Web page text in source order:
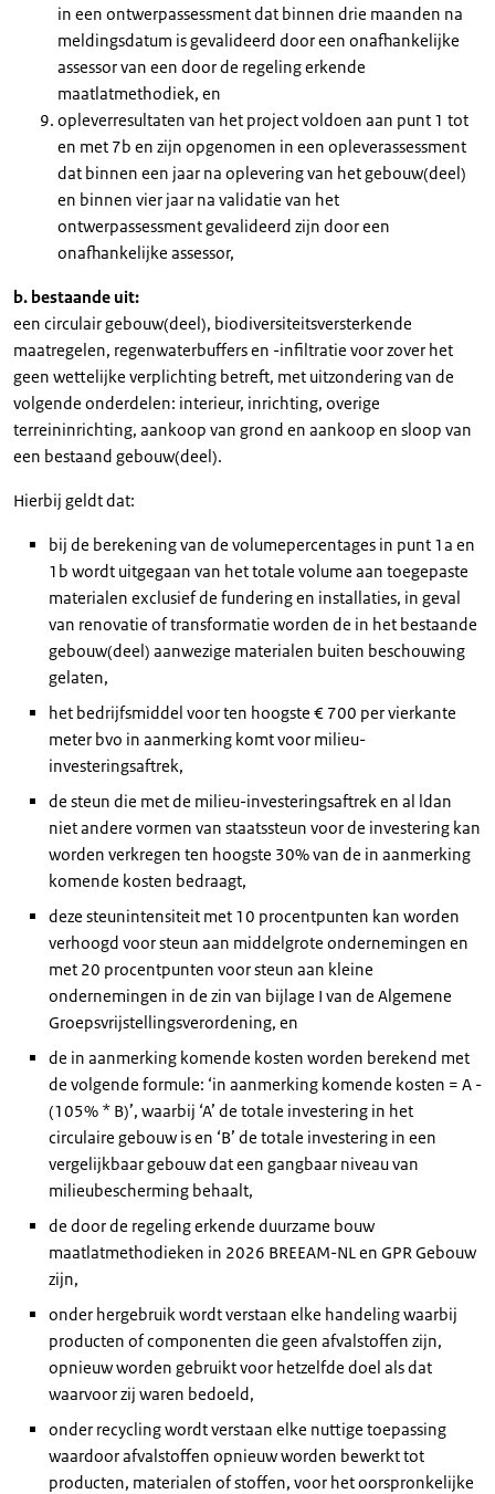
in een ontwerpassessment dat binnen drie maanden na
meldingsdatum is gevalideerd door een onafhankelijke
assessor van een door de regeling erkende
maatlatmethodiek, en
opleverresultaten van het project voldoen aan punt 1 tot
en met 7b en zijn opgenomen in een opleverassessment
dat binnen een jaar na oplevering van het gebouw(deel)
en binnen vier jaar na validatie van het
ontwerpassessment gevalideerd zijn door een
onafhankelijke assessor,
b. bestaande uit:
een circulair gebouw(deel), biodiversiteitsversterkende
maatregelen, regenwaterbuffers en -infiltratie voor zover het
geen wettelijke verplichting betreft, met uitzondering van de
volgende onderdelen: interieur, inrichting, overige
terreininrichting, aankoop van grond en aankoop en sloop van
een bestaand gebouw(deel).
Hierbij geldt dat:
bij de berekening van de volumepercentages in punt 1a en
1b wordt uitgegaan van het totale volume aan toegepaste
materialen exclusief de fundering en installaties, in geval
van renovatie of transformatie worden de in het bestaande
gebouw(deel) aanwezige materialen buiten beschouwing
gelaten,
het bedrijfsmiddel voor ten hoogste € 700 per vierkante
meter bvo in aanmerking komt voor milieu-
investeringsaftrek,
de steun die met de milieu-investeringsaftrek en al ldan
niet andere vormen van staatssteun voor de investering kan
worden verkregen ten hoogste 30% van de in aanmerking
komende kosten bedraagt,
deze steunintensiteit met 10 procentpunten kan worden
verhoogd voor steun aan middelgrote ondernemingen en
met 20 procentpunten voor steun aan kleine
ondernemingen in de zin van bijlage I van de Algemene
Groepsvrijstellingsverordening, en
de in aanmerking komende kosten worden berekend met
de volgende formule: ‘in aanmerking komende kosten = A -
(105% * B)’, waarbij ‘A’ de totale investering in het
circulaire gebouw is en ‘B’ de totale investering in een
vergelijkbaar gebouw dat een gangbaar niveau van
milieubescherming behaalt,
de door de regeling erkende duurzame bouw
maatlatmethodieken in 2026 BREEAM-NL en GPR Gebouw
zijn,
onder hergebruik wordt verstaan elke handeling waarbij
producten of componenten die geen afvalstoffen zijn,
opnieuw worden gebruikt voor hetzelfde doel als dat
waarvoor zij waren bedoeld,
onder recycling wordt verstaan elke nuttige toepassing
waardoor afvalstoffen opnieuw worden bewerkt tot
producten, materialen of stoffen, voor het oorspronkelijke